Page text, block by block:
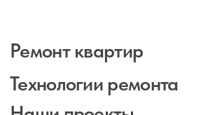
Фотогалерея
без выходных с 10:00 до 20:00